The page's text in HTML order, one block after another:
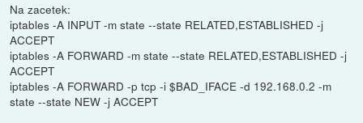
Na zacetek:
iptables -A INPUT -m state --state RELATED,ESTABLISHED -j
ACCEPT
iptables -A FORWARD -m state --state RELATED,ESTABLISHED -j
ACCEPT
iptables -A FORWARD -p tcp -i $BAD_IFACE -d 192.168.0.2 -m
state --state NEW -j ACCEPT